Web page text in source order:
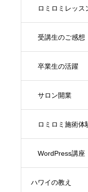
ロミロミレッス
受講生のご感想
卒業生の活躍
サロン開業
ロミロミ施術体
WordPress講座
ハワイの教え